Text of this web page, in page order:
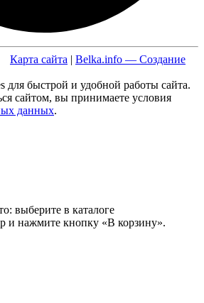
Карта сайта | Belka.info — Создание
для быстрой и удобной работы сайта.
сайтом, вы принимаете условия
данных.
выберите в каталоге
и нажмите кнопку «В корзину».